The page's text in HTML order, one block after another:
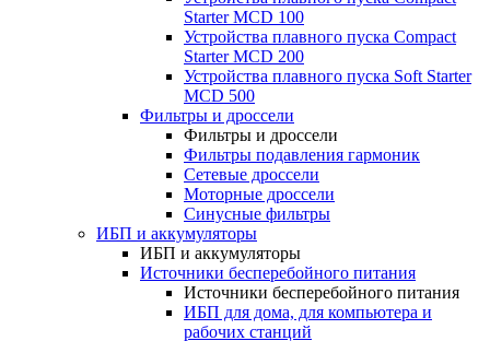
Starter MCD 100
Устройства плавного пуска Compact
Starter MCD 200
Устройства плавного пуска Soft Starter
MCD 500
Фильтры и дроссели
Фильтры и дроссели
Фильтры подавления гармоник
Сетевые дроссели
Моторные дроссели
Синусные фильтры
ИБП и аккумуляторы
ИБП и аккумуляторы
Источники бесперебойного питания
Источники бесперебойного питания
ИБП для дома, для компьютера и
рабочих станций